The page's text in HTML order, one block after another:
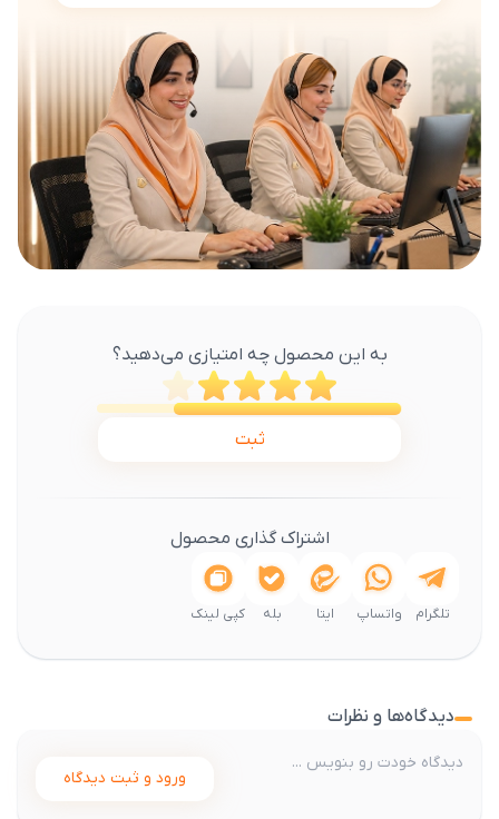
به این محصول چه امتیازی می‌دهید؟
ثبت
اشتراک گذاری محصول
تلگرام واتساپ ایتا بله کپی لینک
دیدگاه‌ها و نظرات
ورود و ثبت دیدگاه